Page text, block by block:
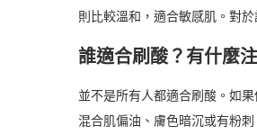
則比較溫和，適合敏感肌。對
誰適合刷酸？有什麼
並不是所有人都適合刷酸。如
混合肌偏油、膚色暗沉或有粉